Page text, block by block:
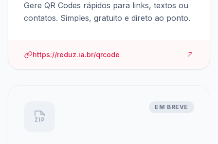
Gere QR Codes rápidos para links, textos ou
contatos. Simples, gratuito e direto ao ponto.
https://reduz.ia.br/qrcode
EM BREVE